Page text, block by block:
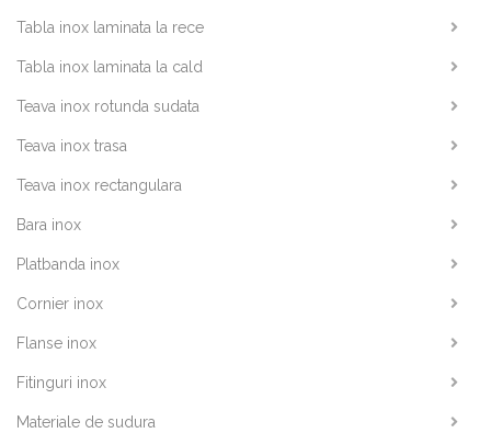
Tabla inox laminata la rece
Tabla inox laminata la cald
Teava inox rotunda sudata
Teava inox trasa
Teava inox rectangulara
Bara inox
Platbanda inox
Cornier inox
Flanse inox
Fitinguri inox
Materiale de sudura